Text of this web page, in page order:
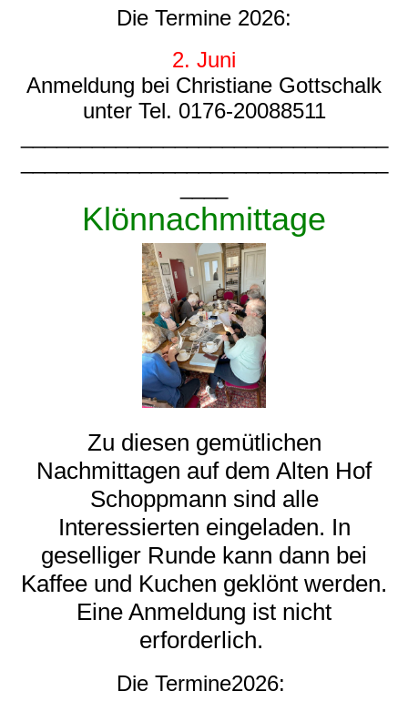
Die Termine 2026:
2. Juni
Anmeldung bei Christiane Gottschalk
unter Tel. 0176-20088511
Klönnachmittage
Zu diesen gemütlichen
Nachmittagen auf dem Alten Hof
Schoppmann sind alle
Interessierten eingeladen. In
geselliger Runde kann dann bei
Kaffee und Kuchen geklönt werden.
Eine Anmeldung ist nicht
erforderlich.
Die Termine2026: